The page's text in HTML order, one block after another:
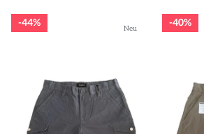
Neu
44% 40%